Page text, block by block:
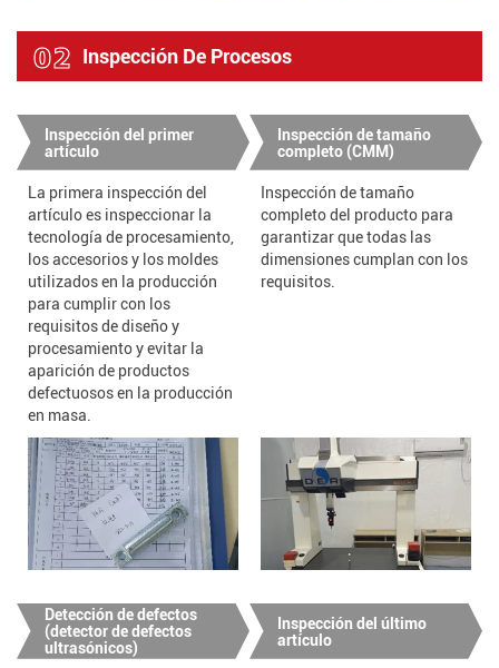
02 Inspección De Procesos
Inspección del primer
artículo
La primera inspección del
artículo es inspeccionar la
tecnología de procesamiento,
los accesorios y los moldes
utilizados en la producción
para cumplir con los
requisitos de diseño y
procesamiento y evitar la
aparición de productos
defectuosos en la producción
en masa.
Inspección de tamaño
completo (CMM)
Inspección de tamaño
completo del producto para
garantizar que todas las
dimensiones cumplan con los
requisitos.
Detección de defectos
(detector de defectos
ultrasónicos)
Inspección del último
artículo